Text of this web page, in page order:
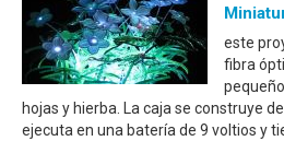
este
fibra
hojas y hierba. La caja se construye
ejecuta en una batería de 9 voltios y